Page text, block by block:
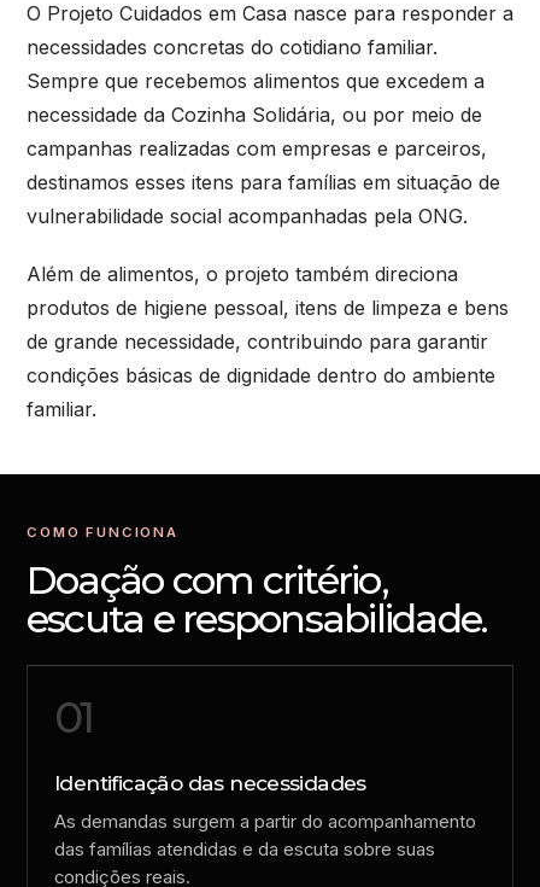
O Projeto Cuidados em Casa nasce para responder a
necessidades concretas do cotidiano familiar.
Sempre que recebemos alimentos que excedem a
necessidade da Cozinha Solidária, ou por meio de
campanhas realizadas com empresas e parceiros,
destinamos esses itens para famílias em situação de
vulnerabilidade social acompanhadas pela ONG.
Além de alimentos, o projeto também direciona
produtos de higiene pessoal, itens de limpeza e bens
de grande necessidade, contribuindo para garantir
condições básicas de dignidade dentro do ambiente
familiar.
COMO FUNCIONA
Doação com critério,
escuta e responsabilidade.
01
Identificação das necessidades
As demandas surgem a partir do acompanhamento
das famílias atendidas e da escuta sobre suas
condições reais.